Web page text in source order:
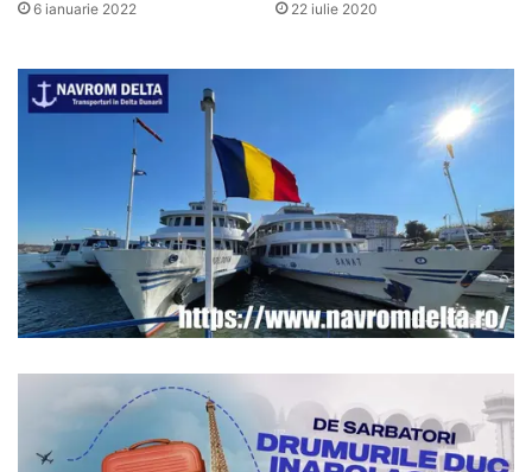
6 ianuarie 2022 22 iulie 2020